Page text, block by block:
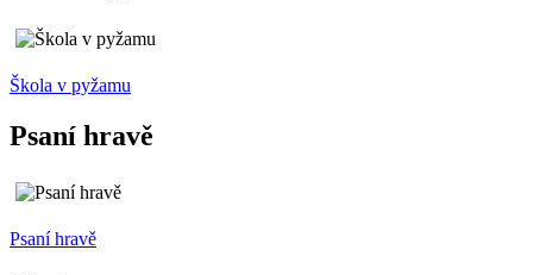
Škola v pyžamu
Psaní hravě
Psaní hravě